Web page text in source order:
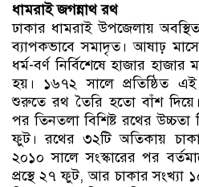
ধামরাই জগন্নাথ রথ
ঢাকার ধামরাই উপজেলায়
ব্যাপকভাবে সমাদৃত। আষাঢ় মাসে
ধর্ম-বর্ণ নির্বিশেষে হাজার
হয়। ১৬৭২ সালে প্রতিষ্ঠিত
শুরুতে রথ তৈরি হতো বাঁশ দিয়ে।
পর তিনতলা বিশিষ্ট রথের
ফুট। রথের ৩২টি অতিকায়
২০১০ সালে সংস্কারের পর
প্রস্থে ২৭ ফুট, আর চাকার সংখ্যা